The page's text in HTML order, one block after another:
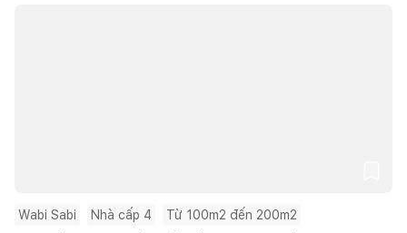
Wabi Sabi Nhà cấp 4 Từ 100m2 đến 200m2